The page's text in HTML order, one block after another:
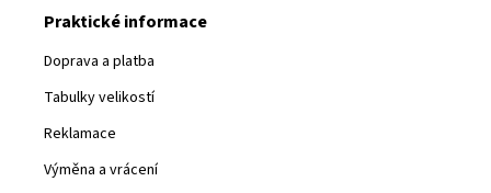
Praktické informace
Doprava a platba
Tabulky velikostí
Reklamace
Výměna a vrácení